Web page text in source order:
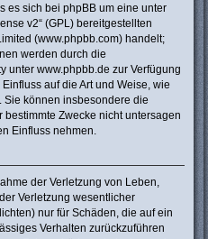
es sich bei phpBB um eine unter
v2“ (GPL) bereitgestellten
(www.phpbb.com) handelt;
werden durch die
unter www.phpbb.de zur Verfügung
auf die Art und Weise, wie
Sie können insbesondere die
bestimmte Zwecke nicht untersagen
Einfluss nehmen.
der Verletzung von Leben,
Verletzung wesentlicher
nur für Schäden, die auf ein
Verhalten zurückzuführen